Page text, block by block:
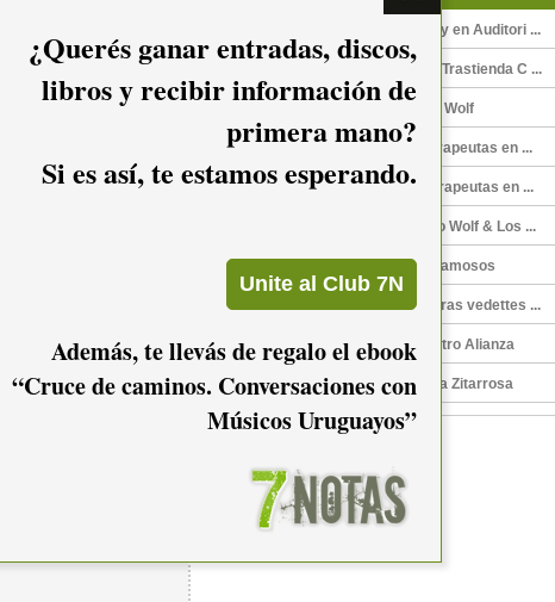
Montevideo Sound City en Auditori ...
Los Terapeutas en La Trastienda C ...
A la deriva, de Alberto Wolf
Alberto Wolf & Los Terapeutas en ...
Alberto Wolf & Los Terapeutas en ...
Mis héroes, de Alberto Wolf & Los ...
Los Terapeutas, Casi famosos
Los Terapeutas, Nuestras vedettes ...
Los Terapeutas en Teatro Alianza
Los Terapeutas en Sala Zitarrosa
¿Querés ganar entradas, discos,
libros y recibir información de
primera mano?
Si es así, te estamos esperando.
Además, te llevás de regalo el ebook
“Cruce de caminos. Conversaciones con
Músicos Uruguayos”